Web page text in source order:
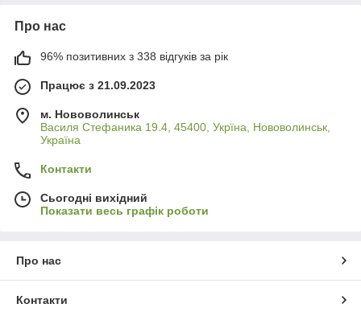
Про нас
96% позитивних з 338 відгуків за рік
Працює з 21.09.2023
м. Нововолинськ
Василя Стефаника 19.4, 45400, Укрїна, Нововолинськ,
Україна
Контакти
Сьогодні вихідний
Показати весь графік роботи
Про нас
Контакти